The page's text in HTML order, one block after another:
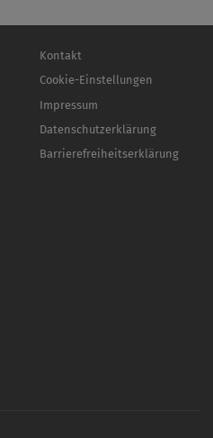
Fußbereichsmenü
Kontakt
Cookie-Einstellungen
Impressum
Datenschutzerklärung
Barrierefreiheitserklärung